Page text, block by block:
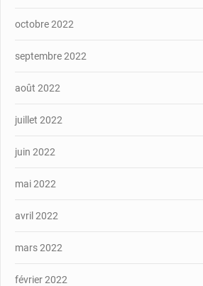
octobre 2022
septembre 2022
août 2022
juillet 2022
juin 2022
mai 2022
avril 2022
mars 2022
février 2022